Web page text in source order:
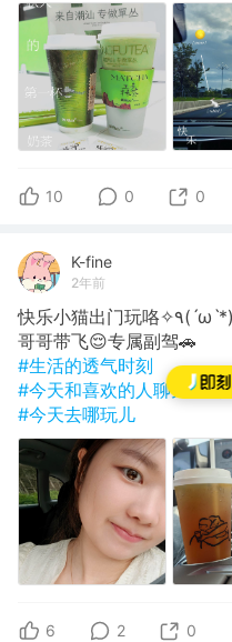
10 0 0
K-fine
2年前
哥哥带飞😌专属副驾🚗
#生活的透气时刻
#今天和喜欢的人聊天了吗
#今天去哪玩儿
6 2 0